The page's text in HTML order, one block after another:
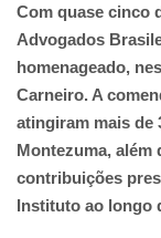
Com quase cinco
Advogados
homenageado,
Carneiro. A
atingiram mais de
Montezuma, além
contribuições
Instituto ao longo